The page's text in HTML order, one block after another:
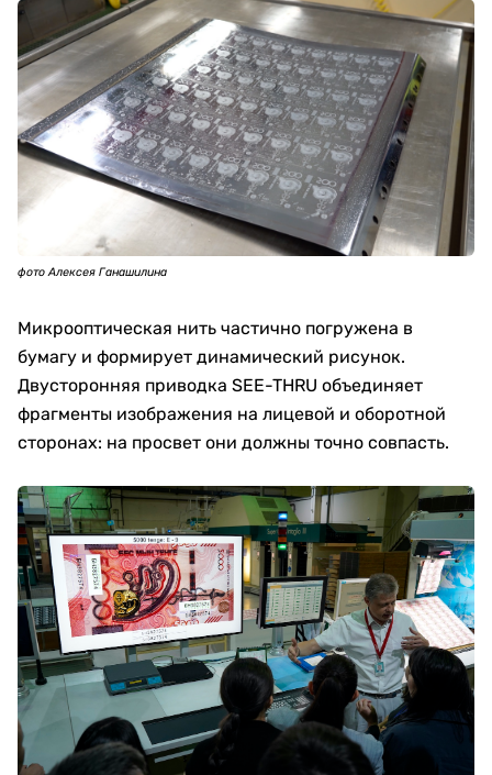
фото Алексея Ганашилина
Микрооптическая нить частично погружена в
бумагу и формирует динамический рисунок.
Двусторонняя приводка SEE-THRU объединяет
фрагменты изображения на лицевой и оборотной
сторонах: на просвет они должны точно совпасть.